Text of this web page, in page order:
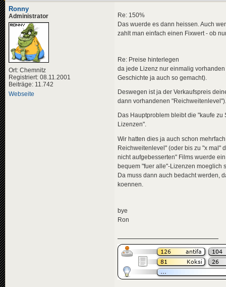
Ronny
Administrator
Ort: Chemnitz
Registriert: 08.11.2001
Beiträge: 11.742
Webseite
Re: 150%
Das wuerde es dann heissen. Auch
zahlt man einfach einen Fixwert - ob
Re: Preise hinterlegen
da jede Lizenz nur einmalig
Geschichte ja auch so gemacht).
Deswegen ist ja der Verkaufspreis
dann vorhandenen "Reichweitenlevel").
Das Hauptproblem bleibt die "kaufe
Lizenzen".
Wir hatten dies ja auch schon
Reichweitenlevel" (oder bis zu "x mal"
nicht aufgebesserten" Films wuerde
bequem "fuer alle"-Lizenzen moeglich
Da muss dann auch bedacht werden,
koennen.
bye
Ron